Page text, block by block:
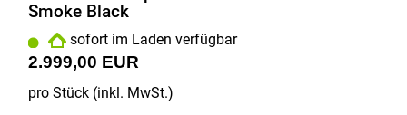
Smoke Black
sofort im Laden verfügbar
2.999,00 EUR
pro Stück (inkl. MwSt.)